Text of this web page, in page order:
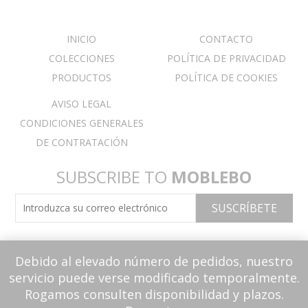
INICIO
COLECCIONES
PRODUCTOS
CONTACTO
POLÍTICA DE PRIVACIDAD
POLÍTICA DE COOKIES
AVISO LEGAL
CONDICIONES GENERALES
DE CONTRATACIÓN
SUBSCRIBE TO MOBLEBO
Debido al elevado número de pedidos, nuestro
servicio puede verse modificado temporalmente.
Rogamos consulten disponibilidad y plazos.